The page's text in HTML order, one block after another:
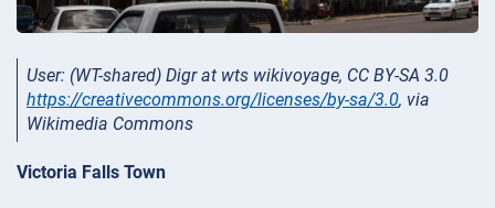
User: (WT-shared) Digr at wts wikivoyage, CC BY-SA 3.0
https://creativecommons.org/licenses/by-sa/3.0, via
Wikimedia Commons
Victoria Falls Town